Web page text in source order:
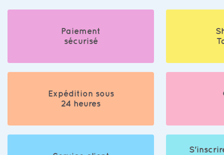
Paiement
sécurisé
Expédition sous
24 heures